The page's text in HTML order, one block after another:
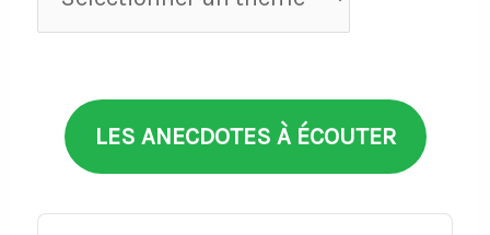
par
LES ANECDOTES À ÉCOUTER
Audio